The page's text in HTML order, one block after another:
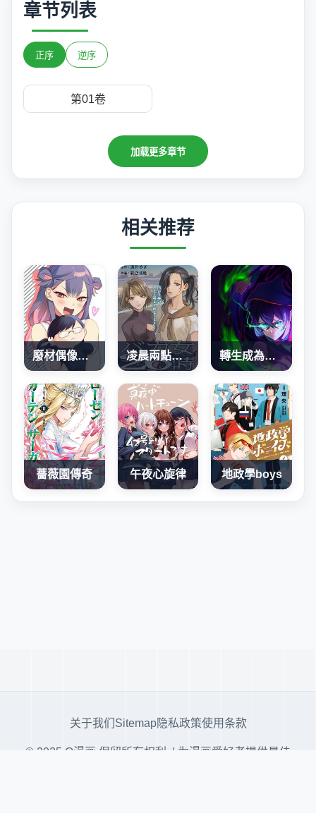
章节列表
正序 逆序
第01卷
加载更多章节
相关推荐
廢材偶像和世上唯一的粉絲 凌晨兩點的蠢女人 轉生成為SSS級哥布林
薔薇園傳奇 午夜心旋律 地政學boys
关于我们 Sitemap隐私政策使用条款
© 2025 Q漫画 保留所有权利. | 为漫画爱好者提供最佳